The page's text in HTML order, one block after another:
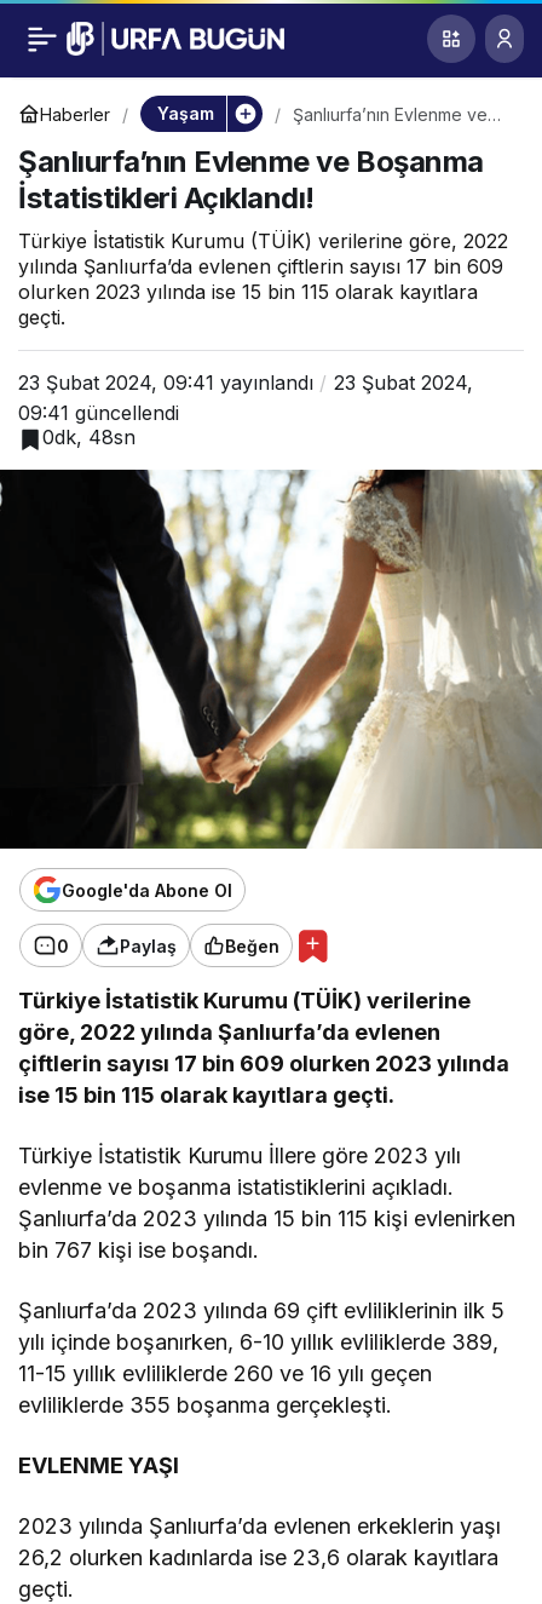
Haberler Yaşam
Şanlıurfa’nın Evlenme ve
Açıklandı!
Şanlıurfa’nın Evlenme ve Boşanma
İstatistikleri Açıklandı!
Türkiye İstatistik Kurumu (TÜİK) verilerine göre, 2022
yılında Şanlıurfa’da evlenen çiftlerin sayısı 17 bin 609
olurken 2023 yılında ise 15 bin 115 olarak kayıtlara
geçti.
23 Şubat 2024, 09:41 yayınlandı
23 Şubat 2024,
09:41 güncellendi
0dk, 48sn
Google'da Abone Ol
0 Paylaş Beğen
Türkiye İstatistik Kurumu (TÜİK) verilerine
göre, 2022 yılında Şanlıurfa’da evlenen
çiftlerin sayısı 17 bin 609 olurken 2023 yılında
ise 15 bin 115 olarak kayıtlara geçti.
Türkiye İstatistik Kurumu İllere göre 2023 yılı
evlenme ve boşanma istatistiklerini açıkladı.
Şanlıurfa’da 2023 yılında 15 bin 115 kişi evlenirken
bin 767 kişi ise boşandı.
Şanlıurfa’da 2023 yılında 69 çift evliliklerinin ilk 5
yılı içinde boşanırken, 6-10 yıllık evliliklerde 389,
11-15 yıllık evliliklerde 260 ve 16 yılı geçen
evliliklerde 355 boşanma gerçekleşti.
EVLENME YAŞI
2023 yılında Şanlıurfa’da evlenen erkeklerin yaşı
26,2 olurken kadınlarda ise 23,6 olarak kayıtlara
geçti.
Şanlıurfa’nın Evlenme
ve Boşanma
İstatistikleri
Açıklandı!
0